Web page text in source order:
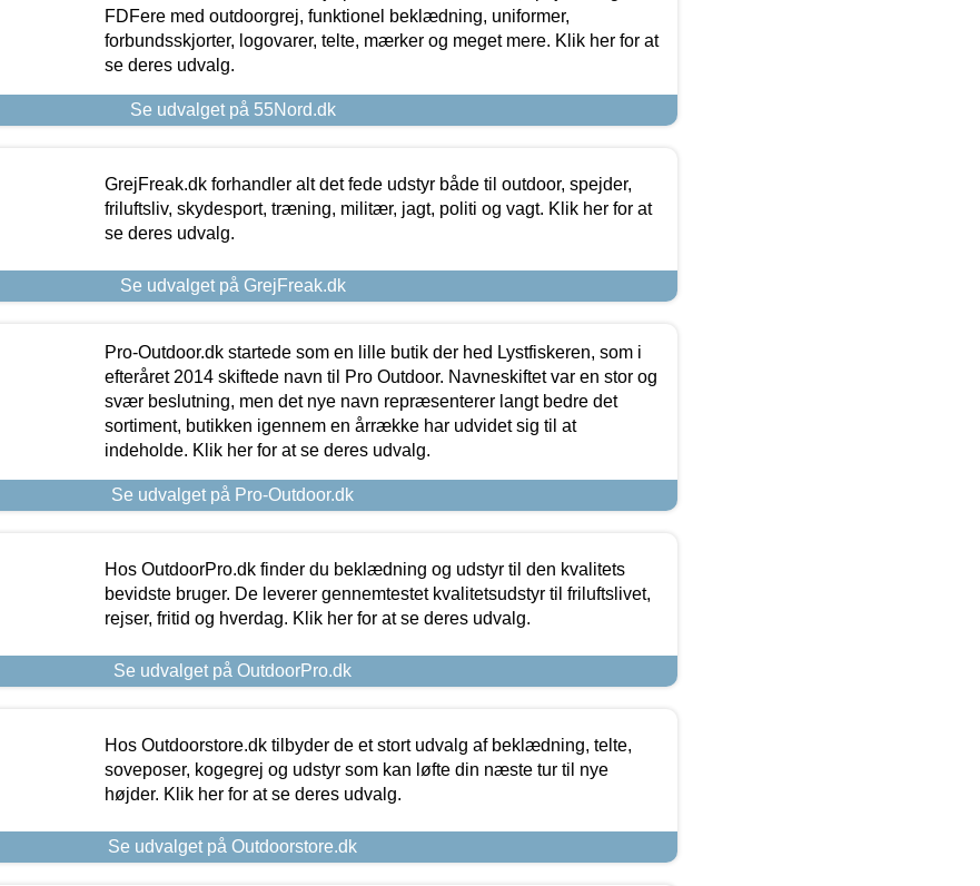
FDFere med outdoorgrej, funktionel beklædning, uniformer,
forbundsskjorter, logovarer, telte, mærker og meget mere. Klik her for at
se deres udvalg.
Se udvalget på 55Nord.dk
GrejFreak.dk forhandler alt det fede udstyr både til outdoor, spejder,
friluftsliv, skydesport, træning, militær, jagt, politi og vagt. Klik her for at
se deres udvalg.
Se udvalget på GrejFreak.dk
Pro-Outdoor.dk startede som en lille butik der hed Lystfiskeren, som i
efteråret 2014 skiftede navn til Pro Outdoor. Navneskiftet var en stor og
svær beslutning, men det nye navn repræsenterer langt bedre det
sortiment, butikken igennem en årrække har udvidet sig til at
indeholde. Klik her for at se deres udvalg.
Se udvalget på Pro-Outdoor.dk
Hos OutdoorPro.dk finder du beklædning og udstyr til den kvalitets
bevidste bruger. De leverer gennemtestet kvalitetsudstyr til friluftslivet,
rejser, fritid og hverdag. Klik her for at se deres udvalg.
Se udvalget på OutdoorPro.dk
Hos Outdoorstore.dk tilbyder de et stort udvalg af beklædning, telte,
soveposer, kogegrej og udstyr som kan løfte din næste tur til nye
højder. Klik her for at se deres udvalg.
Se udvalget på Outdoorstore.dk